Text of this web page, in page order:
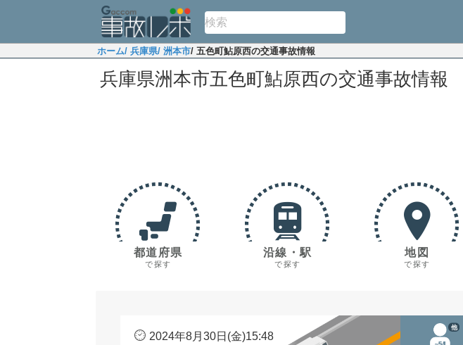
ホーム/ 兵庫県/ 洲本市/ 五色町鮎原西の交通事故情報
兵庫県洲本市五色町鮎原西の交通事故情報
都道府県
で探す
沿線・駅
で探す
地図
で探す
2024年8月30日(金)15:48
他